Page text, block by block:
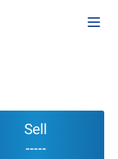
Sell
-----